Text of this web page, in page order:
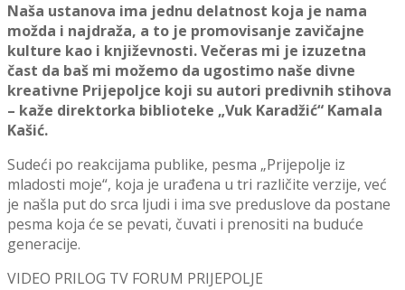
Naša ustanova ima jednu delatnost koja je nama
možda i najdraža, a to je promovisanje zavičajne
kulture kao i književnosti. Večeras mi je izuzetna
čast da baš mi možemo da ugostimo naše divne
kreativne Prijepolјce koji su autori predivnih stihova
– kaže direktorka biblioteke „Vuk Karadžić“ Kamala
Kašić.
Sudeći po reakcijama publike, pesma „Prijepolјe iz
mladosti moje“, koja je urađena u tri različite verzije, već
je našla put do srca lјudi i ima sve preduslove da postane
pesma koja će se pevati, čuvati i prenositi na buduće
generacije.
VIDEO PRILOG TV FORUM PRIJEPOLJE